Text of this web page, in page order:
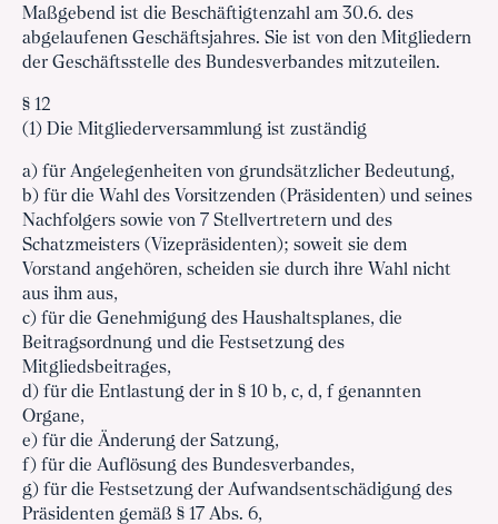
Maßgebend ist die Beschäftigtenzahl am 30.6. des
abgelaufenen Geschäftsjahres. Sie ist von den Mitgliedern
der Geschäftsstelle des Bundesverbandes mitzuteilen.
§ 12
(1) Die Mitgliederversammlung ist zuständig
a) für Angelegenheiten von grundsätzlicher Bedeutung,
b) für die Wahl des Vorsitzenden (Präsidenten) und seines
Nachfolgers sowie von 7 Stellvertretern und des
Schatzmeisters (Vizepräsidenten); soweit sie dem
Vorstand angehören, scheiden sie durch ihre Wahl nicht
aus ihm aus,
c) für die Genehmigung des Haushaltsplanes, die
Beitragsordnung und die Festsetzung des
Mitgliedsbeitrages,
d) für die Entlastung der in § 10 b, c, d, f genannten
Organe,
e) für die Änderung der Satzung,
f) für die Auflösung des Bundesverbandes,
g) für die Festsetzung der Aufwandsentschädigung des
Präsidenten gemäß § 17 Abs. 6,